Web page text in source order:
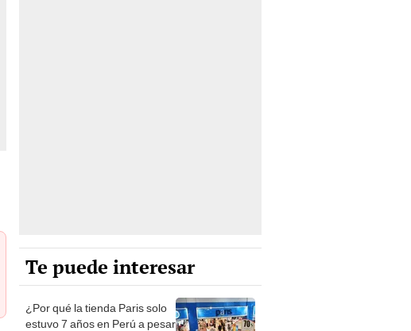
Te puede interesar
¿Por qué la tienda Paris solo
estuvo 7 años en Perú a pesar